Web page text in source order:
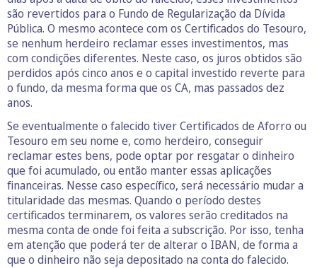
são revertidos para o Fundo de Regularização da Dívida
Pública. O mesmo acontece com os Certificados do Tesouro,
se nenhum herdeiro reclamar esses investimentos, mas
com condições diferentes. Neste caso, os juros obtidos são
perdidos após cinco anos e o capital investido reverte para
o fundo, da mesma forma que os CA, mas passados dez
anos.
Se eventualmente o falecido tiver Certificados de Aforro ou
Tesouro em seu nome e, como herdeiro, conseguir
reclamar estes bens, pode optar por resgatar o dinheiro
que foi acumulado, ou então manter essas aplicações
financeiras. Nesse caso específico, será necessário mudar a
titularidade das mesmas. Quando o período destes
certificados terminarem, os valores serão creditados na
mesma conta de onde foi feita a subscrição. Por isso, tenha
em atenção que poderá ter de alterar o IBAN, de forma a
que o dinheiro não seja depositado na conta do falecido.